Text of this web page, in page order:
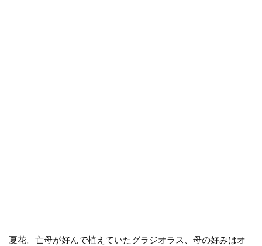
夏花。亡母が好んで植えていたグラジオラス、母の好みはオ